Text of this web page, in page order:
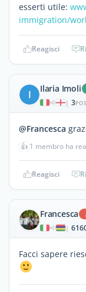
esserti utile:
immigration/
Reagisci
I Ilaria Imoli
| 3
@Francesca
👍 1 membro ha
Reagisci
Francesca
|
Facci sapere